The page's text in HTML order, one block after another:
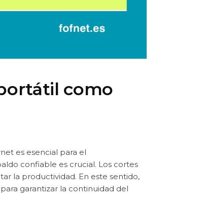
como
es esencial para el
confiable es crucial. Los cortes
la productividad. En este sentido,
garantizar la continuidad del